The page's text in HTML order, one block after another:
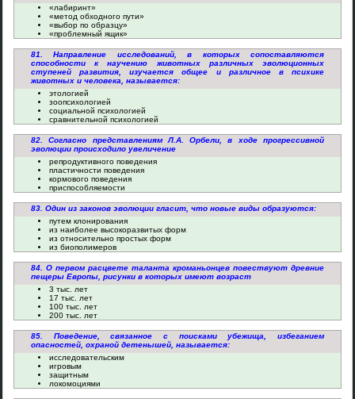
«лабиринт»
«метод обходного пути»
«выбор по образцу»
«проблемный ящик»
81. Направление исследований, в которых сопоставляются
способности к научению животных различных эволюционных
ступеней развития, изучается общее и различное в психике
животных и человека, называется:
этологией
зоопсихологией
социальной психологией
сравнительной психологией
82. Согласно представлениям Л.А. Орбели, в ходе прогрессивной
эволюции происходило увеличение
репродуктивного поведения
пластичности поведения
кормового поведения
приспособляемости
83. Один из законов эволюции гласит, что новые виды образуются:
путем клонирования
из наиболее высокоразвитых форм
из относительно простых форм
из биополимеров
84. О первом расцвете таланта кроманьонцев повествуют древние
пещеры Европы, рисунки в которых имеют возраст
3 тыс. лет
17 тыс. лет
100 тыс. лет
200 тыс. лет
85. Поведение, связанное с поисками убежища, избеганием
опасностей, охраной детенышей, называется:
исследовательским
игровым
защитным
локомоциями